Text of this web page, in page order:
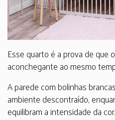
Esse quarto é a prova de que
aconchegante ao mesmo
A parede com bolinhas
ambiente descontraído,
equilibram a intensidade da cor.